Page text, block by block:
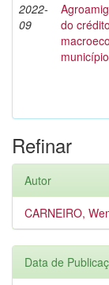
2022-
09
do
Refinar
Autor
CARNEIRO,
Data de